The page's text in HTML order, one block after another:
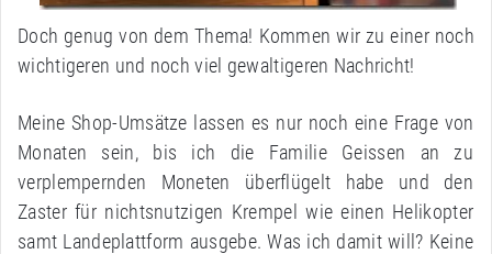
Doch genug von dem Thema! Kommen wir zu einer noch
wichtigeren und noch viel gewaltigeren Nachricht!
Meine Shop-Umsätze lassen es nur noch eine Frage von
Monaten sein, bis ich die Familie Geissen an zu
verplempernden Moneten überflügelt habe und den
Zaster für nichtsnutzigen Krempel wie einen Helikopter
samt Landeplattform ausgebe. Was ich damit will? Keine